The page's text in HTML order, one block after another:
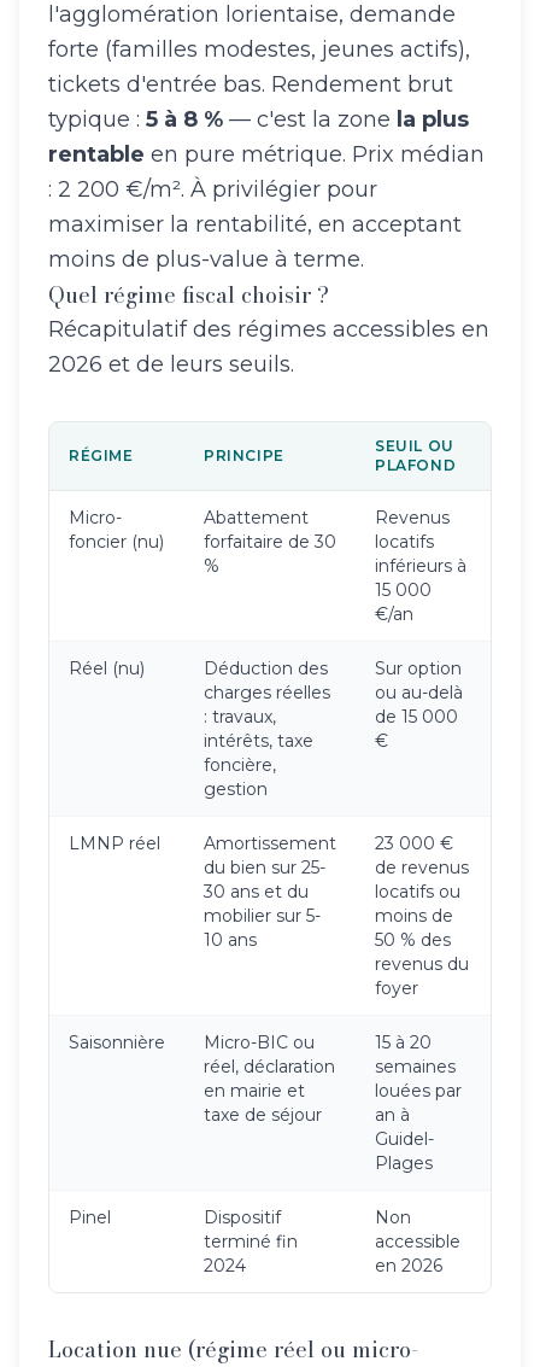
l'agglomération lorientaise, demande
forte (familles modestes, jeunes actifs),
tickets d'entrée bas. Rendement brut
typique : 5 à 8 % — c'est la zone la plus
rentable en pure métrique. Prix médian
: 2 200 €/m². À privilégier pour
maximiser la rentabilité, en acceptant
moins de plus-value à terme.
Quel régime fiscal choisir ?
Récapitulatif des régimes accessibles en
2026 et de leurs seuils.
RÉGIME PRINCIPE
SEUIL OU
PLAFOND
Micro-
foncier (nu)
Abattement
forfaitaire de 30
%
Revenus
locatifs
inférieurs à
15 000
€/an
Réel (nu)
Déduction des
charges réelles
: travaux,
intérêts, taxe
foncière,
gestion
Sur option
ou au-delà
de 15 000
€
LMNP réel
Amortissement
du bien sur 25-
30 ans et du
mobilier sur 5-
10 ans
23 000 €
de revenus
locatifs ou
moins de
50 % des
revenus du
foyer
Saisonnière
Micro-BIC ou
réel, déclaration
en mairie et
taxe de séjour
15 à 20
semaines
louées par
an à
Guidel-
Plages
Pinel
Dispositif
terminé fin
2024
Non
accessible
en 2026
Location nue (régime réel ou micro-